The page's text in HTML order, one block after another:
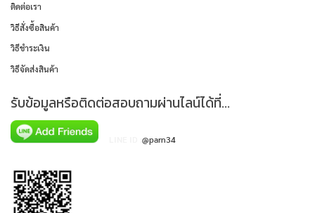
ติดต่อเรา
วิธีสั่งซื้อสินค้า
วิธีชำระเงิน
วิธีจัดส่งสินค้า
รับข้อมูลหรือติดต่อสอบถามผ่านไลน์ได้ที่...
@parn34